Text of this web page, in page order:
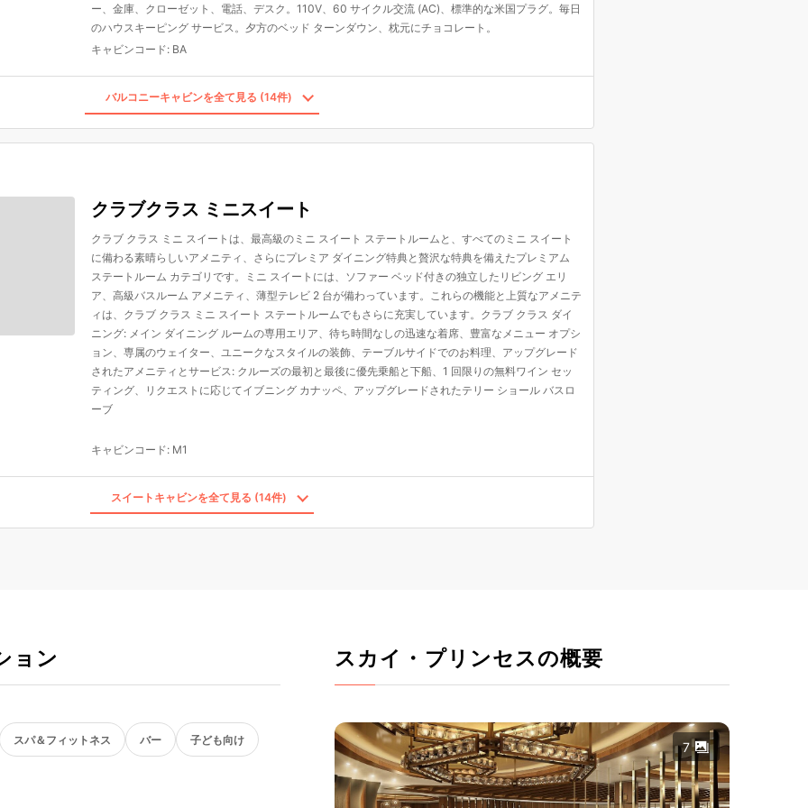
ー、金庫、クローゼット、電話、デスク。110V、60 サイクル交流 (AC)、標準的な米国プラグ。毎日
のハウスキーピング サービス。夕方のベッド ターンダウン、枕元にチョコレート。
キャビンコード: BA
バルコニーキャビンを全て見る (14件)
クラブクラス ミニスイート
クラブ クラス ミニ スイートは、最高級のミニ スイート ステートルームと、すべてのミニ スイート
に備わる素晴らしいアメニティ、さらにプレミア ダイニング特典と贅沢な特典を備えたプレミアム
ステートルーム カテゴリです。ミニ スイートには、ソファー ベッド付きの独立したリビング エリ
ア、高級バスルーム アメニティ、薄型テレビ 2 台が備わっています。これらの機能と上質なアメニテ
ィは、クラブ クラス ミニ スイート ステートルームでもさらに充実しています。クラブ クラス ダイ
ニング: メイン ダイニング ルームの専用エリア、待ち時間なしの迅速な着席、豊富なメニュー オプシ
ョン、専属のウェイター、ユニークなスタイルの装飾、テーブルサイドでのお料理、アップグレード
されたアメニティとサービス: クルーズの最初と最後に優先乗船と下船、1 回限りの無料ワイン セッ
ティング、リクエストに応じてイブニング カナッペ、アップグレードされたテリー ショール バスロ
ーブ
キャビンコード: M1
スイートキャビンを全て見る (14件)
ョン
スパ＆フィットネス バー 子ども向け
スカイ・プリンセスの概要
7